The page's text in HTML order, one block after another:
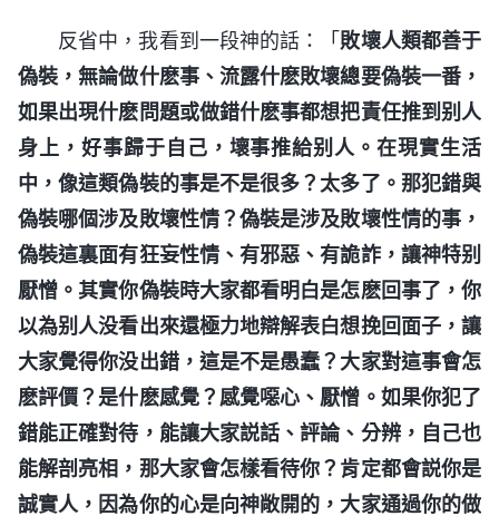
反省中，我看到一段神的話：「敗壞人類都善于
偽裝，無論做什麽事、流露什麽敗壞總要偽裝一番，
如果出現什麽問題或做錯什麽事都想把責任推到别人
身上，好事歸于自己，壞事推給别人。在現實生活
中，像這類偽裝的事是不是很多？太多了。那犯錯與
偽裝哪個涉及敗壞性情？偽裝是涉及敗壞性情的事，
偽裝這裏面有狂妄性情、有邪惡、有詭詐，讓神特别
厭憎。其實你偽裝時大家都看明白是怎麽回事了，你
以為别人没看出來還極力地辯解表白想挽回面子，讓
大家覺得你没出錯，這是不是愚蠢？大家對這事會怎
麽評價？是什麽感覺？感覺噁心、厭憎。如果你犯了
錯能正確對待，能讓大家説話、評論、分辨，自己也
能解剖亮相，那大家會怎樣看待你？肯定都會説你是
誠實人，因為你的心是向神敞開的，大家通過你的做